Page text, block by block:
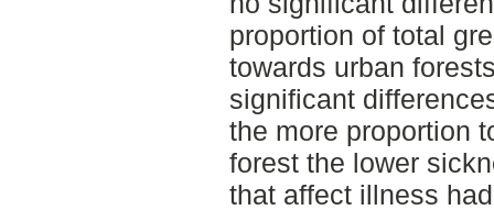
proportion of total
towards urban
significant
the more proportion
forest the lower
that affect illness